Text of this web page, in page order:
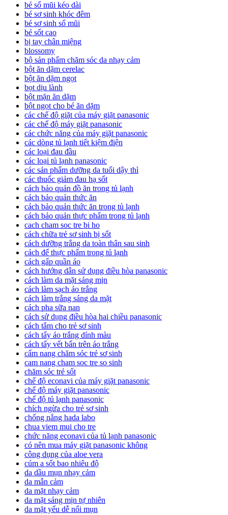
bé sổ mũi kéo dài
bé sơ sinh khóc đêm
bé sơ sinh sổ mũi
bé sốt cao
bị tay chân miệng
blossomy
bộ sản phẩm chăm sóc da nhạy cảm
bột ăn dặm cerelac
bột ăn dặm ngọt
bọt dịu lành
bột mặn ăn dặm
bột ngọt cho bé ăn dặm
các chế độ giặt của máy giặt panasonic
các chế độ máy giặt panasonic
các chức năng của máy giặt panasonic
các dòng tủ lạnh tiết kiệm điện
các loại đau đầu
các loại tủ lạnh panasonic
các sản phẩm dưỡng da tuổi dậy thì
các thuốc giảm đau hạ sốt
cách bảo quản đồ ăn trong tủ lạnh
cách bảo quản thức ăn
cách bảo quản thức ăn trong tủ lạnh
cách bảo quản thực phẩm trong tủ lạnh
cach cham soc tre bi ho
cách chữa trẻ sơ sinh bị sốt
cách dưỡng trắng da toàn thân sau sinh
cách để thực phẩm trong tủ lạnh
cách gấp quần áo
cách hướng dẫn sử dụng điều hòa panasonic
cách làm da mặt sáng mịn
cách làm sạch áo trắng
cách làm trắng sáng da mặt
cách pha sữa nan
cách sử dụng điều hòa hai chiều panasonic
cách tắm cho trẻ sơ sinh
cách tẩy áo trắng dính màu
cách tẩy vết bẩn trên áo trắng
cẩm nang chăm sóc trẻ sơ sinh
cam nang cham soc tre so sinh
chăm sóc trẻ sốt
chế độ econavi của máy giặt panasonic
chế độ máy giặt panasonic
chế độ tủ lạnh panasonic
chích ngừa cho trẻ sơ sinh
chống nắng hada labo
chua viem mui cho tre
chức năng econavi của tủ lạnh panasonic
có nên mua máy giặt panasonic không
công dụng của aloe vera
cúm a sốt bao nhiêu độ
da dầu mụn nhạy cảm
da mẫn cảm
da mặt nhạy cảm
da mặt sáng mịn tự nhiên
da mặt yếu dễ nổi mụn